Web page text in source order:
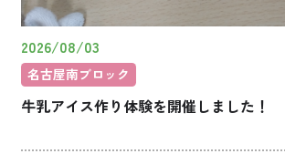
2026/08/03
名古屋南ブロック
牛乳アイス作り体験を開催しました！